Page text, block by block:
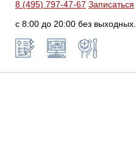
8 (495) 797-47-67 Записаться
с 8:00 до 20:00 без выходных.